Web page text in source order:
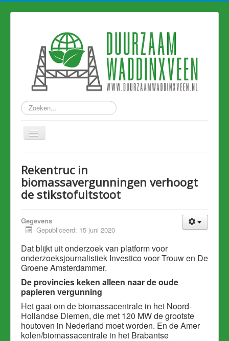
Zoeken...
Nieuws
Hart van Holland
Eerdere artikelen
Rekentruc in
biomassavergunningen verhoogt
de stikstofuitstoot
Gegevens
Gepubliceerd: 15 juni 2020
Dat blijkt uit onderzoek van platform voor
onderzoeksjournalistiek Investico voor Trouw en De
Groene Amsterdammer.
De provincies keken alleen naar de oude
papieren vergunning
Het gaat om de biomassacentrale in het Noord-
Hollandse Diemen, die met 120 MW de grootste
houtoven in Nederland moet worden. En de Amer
kolen/biomassacentrale in het Brabantse